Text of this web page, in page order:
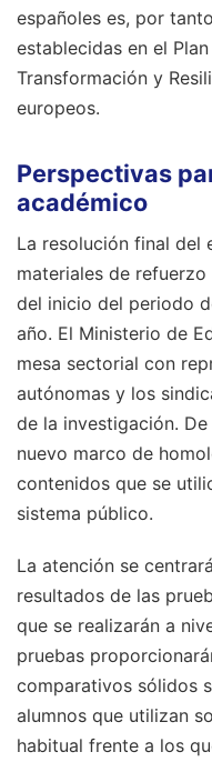
españoles es, por
establecidas en el
Transformación y
europeos.
Perspectivas
académico
La resolución final del
materiales de
del inicio del periodo
año. El Ministerio de
mesa sectorial con
autónomas y los
de la investigación.
nuevo marco de
contenidos que se
sistema público.
La atención se
resultados de las
que se realizarán a
pruebas
comparativos sólidos
alumnos que utilizan
habitual frente a los